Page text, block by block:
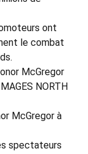
ont
le combat
McGregor à
spectateurs